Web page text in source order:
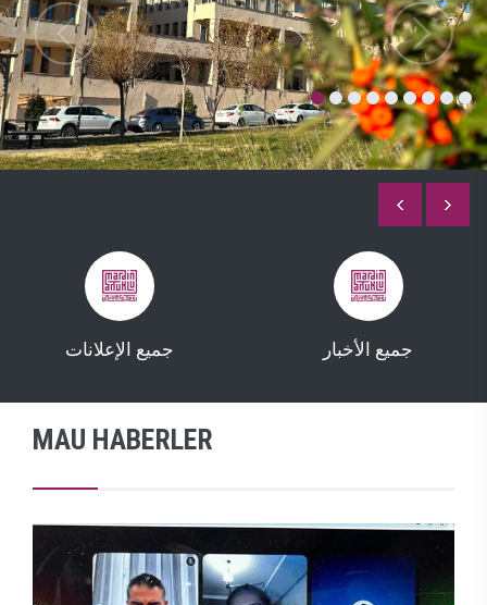
جميع الإعلانات جميع الأخبار
MAU HABERLER